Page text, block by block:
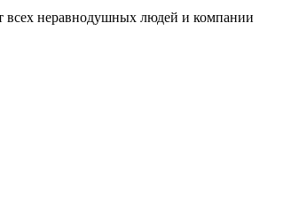
всех неравнодушных людей и компании